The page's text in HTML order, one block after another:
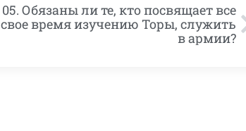
05. Обязаны ли те, кто посвящает все
свое время изучению Торы, служить
в армии?